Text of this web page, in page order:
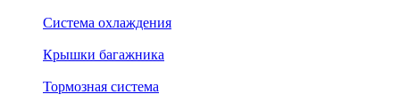
Система охлаждения
Крышки багажника
Тормозная система